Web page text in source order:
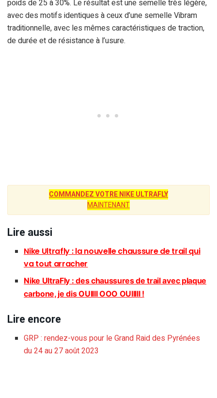
poids de 25 à 30%. Le résultat est une semelle très légère,
avec des motifs identiques à ceux d’une semelle Vibram
traditionnelle, avec les mêmes caractéristiques de traction,
de durée et de résistance à l’usure.
COMMANDEZ VOTRE NIKE ULTRAFLY
MAINTENANT
Lire aussi
Nike Ultrafly : la nouvelle chaussure de trail qui
va tout arracher
Nike UltraFly : des chaussures de trail avec plaque
carbone, je dis OUIIII OOO OUIIIII !
Lire encore
GRP : rendez-vous pour le Grand Raid des Pyrénées
du 24 au 27 août 2023